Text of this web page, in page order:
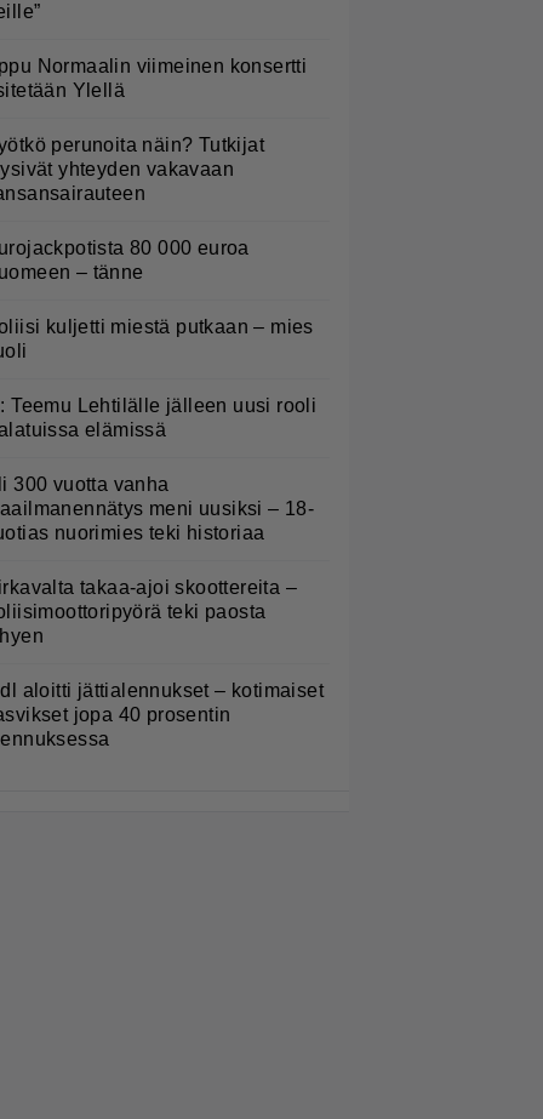
Normaalin viimeinen konsertti
Ylellä
perunoita näin? Tutkijat
yhteyden vakavaan
80 000 euroa
– tänne
kuljetti miestä putkaan – mies
Teemu Lehtilälle jälleen uusi rooli
elämissä
300 vuotta vanha
meni uusiksi – 18-
nuorimies teki historiaa
takaa-ajoi skoottereita –
teki paosta
aloitti jättialennukset – kotimaiset
jopa 40 prosentin